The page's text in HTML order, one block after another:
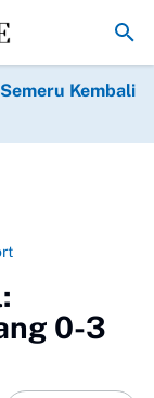
Puluhan Tempat
Kembali
0-3